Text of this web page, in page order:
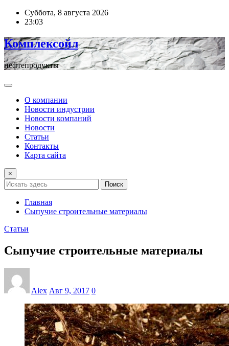
ПерейтиСуббота, 8 августа 2026
23:03
Комплексойл
нефтепродукты
О компании
Новости индустрии
Новости компаний
Новости
Статьи
Контакты
Карта сайта
×
Поиск
Главная
Сыпучие строительные материалы
Статьи
Сыпучие строительные материалы
Alex Авг 9, 2017 0